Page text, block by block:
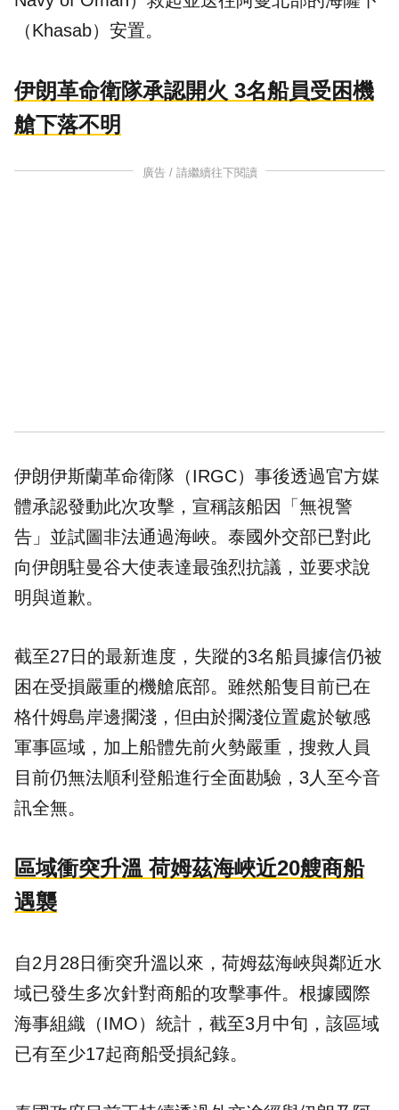
（Khasab）安置。
伊朗革命衛隊承認開火 3名船員受困機
艙下落不明
廣告 / 請繼續往下閱讀
伊朗伊斯蘭革命衛隊（IRGC）事後透過官方媒
體承認發動此次攻擊，宣稱該船因「無視警
告」並試圖非法通過海峽。泰國外交部已對此
向伊朗駐曼谷大使表達最強烈抗議，並要求說
明與道歉。
截至27日的最新進度，失蹤的3名船員據信仍被
困在受損嚴重的機艙底部。雖然船隻目前已在
格什姆島岸邊擱淺，但由於擱淺位置處於敏感
軍事區域，加上船體先前火勢嚴重，搜救人員
目前仍無法順利登船進行全面勘驗，3人至今音
訊全無。
區域衝突升溫 荷姆茲海峽近20艘商船
遇襲
自2月28日衝突升溫以來，荷姆茲海峽與鄰近水
域已發生多次針對商船的攻擊事件。根據國際
海事組織（IMO）統計，截至3月中旬，該區域
已有至少17起商船受損紀錄。